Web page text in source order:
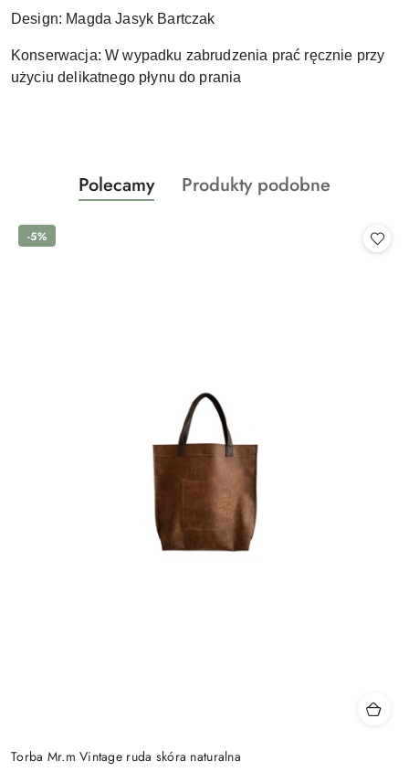
Design: Magda Jasyk Bartczak
Konserwacja: W wypadku zabrudzenia prać ręcznie przy
użyciu delikatnego płynu do prania
Pomiń karuzelę produktów
Produkty
o
Polecamy
Produkty
Produkty podobne
Torba Mr.m Vintage ruda skóra naturalna
-5%